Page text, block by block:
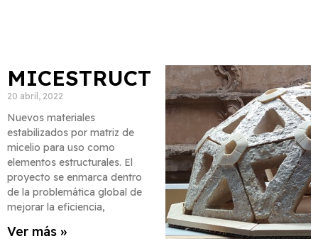
MICESTRUCT
20 abril, 2022
Nuevos materiales
estabilizados por matriz de
micelio para uso como
elementos estructurales. El
proyecto se enmarca dentro
de la problemática global de
mejorar la eficiencia,
Ver más »